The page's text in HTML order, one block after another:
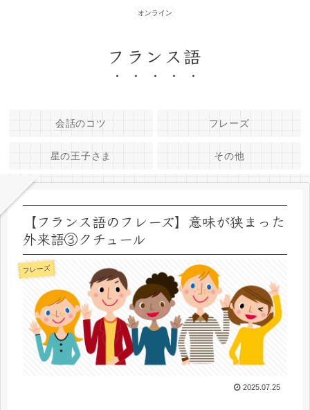
オンライン
フランス語
会話のコツ フレーズ
星の王子さま その他
【フランス語のフレーズ】意味が狭まった
外来語③クチュール
フレーズ
2025.07.25